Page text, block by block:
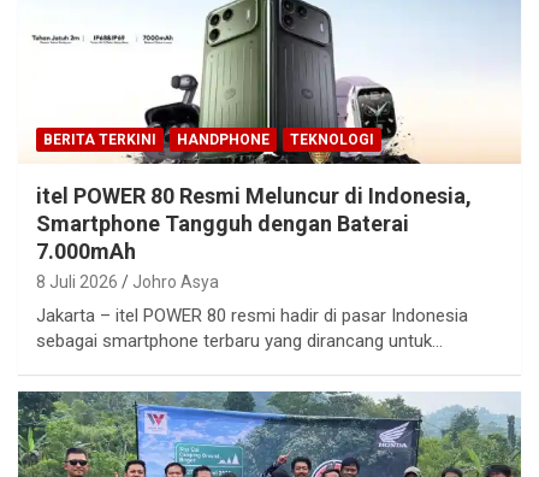
BERITA TERKINI HANDPHONE TEKNOLOGI
itel POWER 80 Resmi Meluncur di Indonesia,
Smartphone Tangguh dengan Baterai
7.000mAh
8 Juli 2026 Johro Asya
Jakarta – itel POWER 80 resmi hadir di pasar Indonesia
sebagai smartphone terbaru yang dirancang untuk…